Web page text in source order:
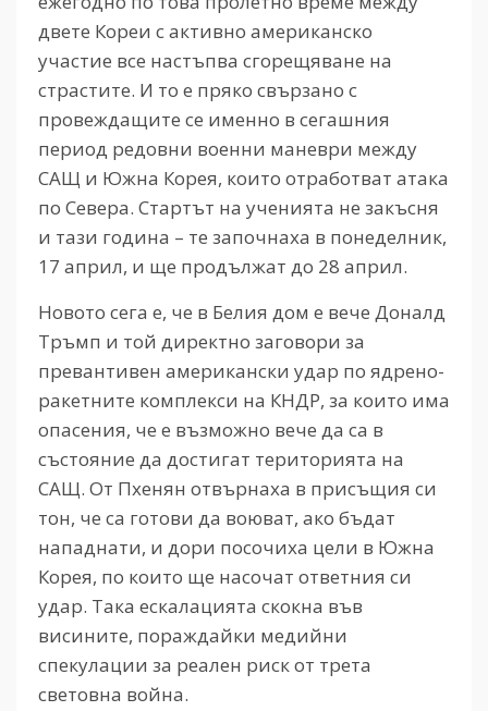
двете Кореи с активно американско
участие все настъпва сгорещяване на
страстите. И то е пряко свързано с
провеждащите се именно в сегашния
период редовни военни маневри между
САЩ и Южна Корея, които отработват атака
по Севера. Стартът на ученията не закъсня
и тази година – те започнаха в понеделник,
17 април, и ще продължат до 28 април.
Новото сега е, че в Белия дом е вече Доналд
Тръмп и той директно заговори за
превантивен американски удар по ядрено-
ракетните комплекси на КНДР, за които има
опасения, че е възможно вече да са в
състояние да достигат територията на
САЩ. От Пхенян отвърнаха в присъщия си
тон, че са готови да воюват, ако бъдат
нападнати, и дори посочиха цели в Южна
Корея, по които ще насочат ответния си
удар. Така ескалацията скокна във
висините, пораждайки медийни
спекулации за реален риск от трета
световна война.